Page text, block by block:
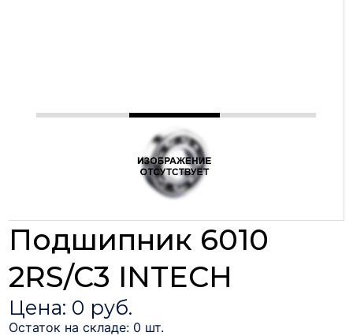
Подшипник 6010
2RS/C3 INTECH
Цена: 0 руб.
Остаток на складе: 0 шт.